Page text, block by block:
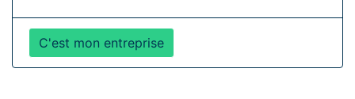
C'est mon entreprise